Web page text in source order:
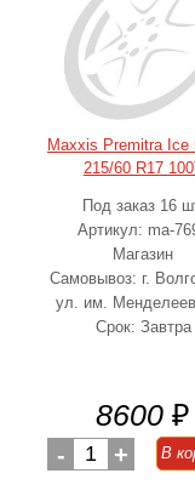
Maxxis Premitra Ice
215/60 R17
Под заказ 16
Артикул: ma-
Магазин
Самовывоз: г.
ул. им.
Срок: Завтра
8600 ₽
- 1 + В